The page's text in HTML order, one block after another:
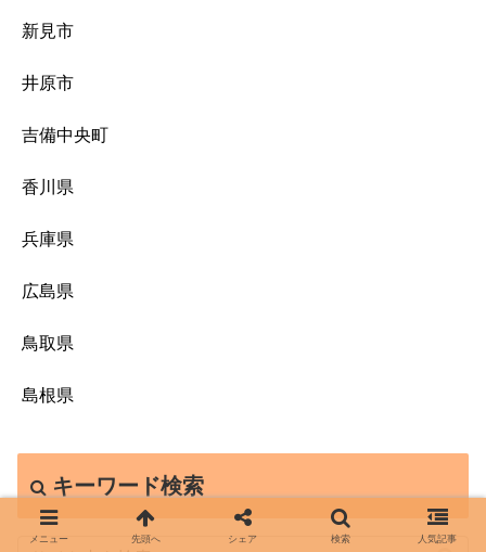
新見市
井原市
吉備中央町
香川県
兵庫県
広島県
鳥取県
島根県
キーワード検索
メニュー 先頭へ シェア 検索 人気記事